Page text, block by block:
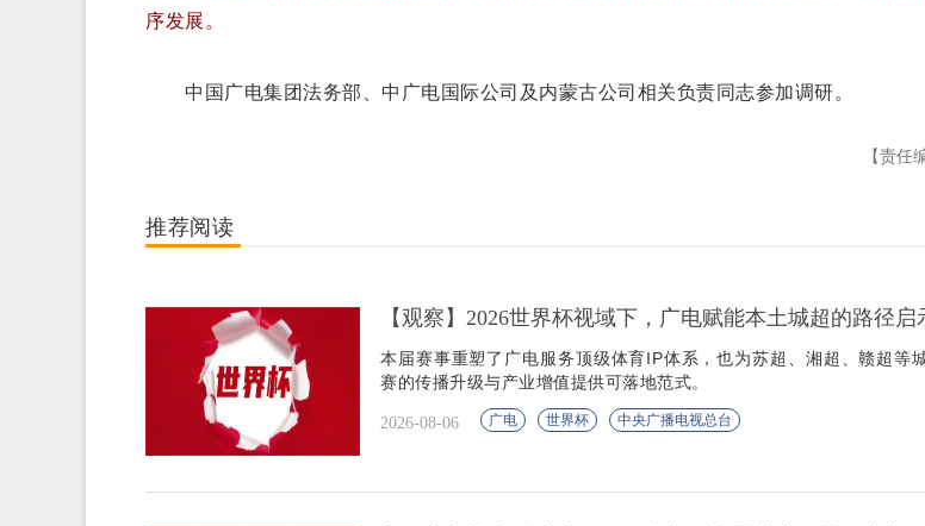
序发展。
中国广电集团法务部、中广电国际公司及内蒙古公司相关负责同志参加调研。
【责任
推荐阅读
【观察】2026世界杯视域下，广电赋能本土城超的路径启
本届赛事重塑了广电服务顶级体育IP体系，也为苏超、湘超、赣超等
赛的传播升级与产业增值提供可落地范式。
2026-08-06 广电 世界杯 中央广播电视总台